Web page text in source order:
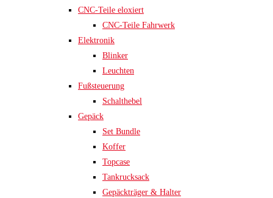
CNC-Teile eloxiert
CNC-Teile Fahrwerk
Elektronik
Blinker
Leuchten
Fußsteuerung
Schalthebel
Gepäck
Set Bundle
Koffer
Topcase
Tankrucksack
Gepäckträger & Halter